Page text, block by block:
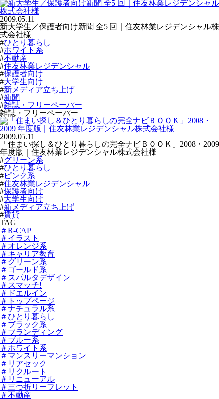
2009.05.11
新大学生／保護者向け新聞 全5 回｜住友林業レジデンシャル株
式会社様
#ひとり暮らし
#ホワイト系
#不動産
#住友林業レジデンシャル
#保護者向け
#大学生向け
#新メディア立ち上げ
#新聞
#雑誌・フリーペーパー
雑誌・フリーペーパー
2009.05.11
「住まい探し＆ひとり暮らしの完全ナビＢＯＯＫ」2008・2009
年度版｜住友林業レジデンシャル株式会社様
#グリーン系
#ひとり暮らし
#ピンク系
#住友林業レジデンシャル
#保護者向け
#大学生向け
#新メディア立ち上げ
#賃貸
TAG
＃R-CAP
＃イラスト
＃オレンジ系
＃キャリア教育
＃グリーン系
＃ゴールド系
＃スパルタデザイン
＃スマッチ!
＃ドエルイン
＃トップページ
＃ナチュラル系
＃ひとり暮らし
＃ブラック系
＃ブランディング
＃ブルー系
＃ホワイト系
＃マンスリーマンション
＃リアセック
＃リクルート
＃リニューアル
＃三つ折リーフレット
＃不動産